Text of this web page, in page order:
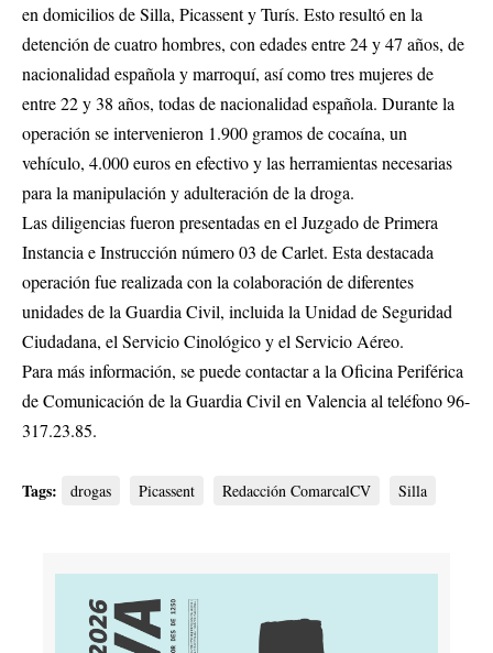
en domicilios de Silla, Picassent y Turís. Esto resultó en la
detención de cuatro hombres, con edades entre 24 y 47 años, de
nacionalidad española y marroquí, así como tres mujeres de
entre 22 y 38 años, todas de nacionalidad española. Durante la
operación se intervenieron 1.900 gramos de cocaína, un
vehículo, 4.000 euros en efectivo y las herramientas necesarias
para la manipulación y adulteración de la droga.
Las diligencias fueron presentadas en el Juzgado de Primera
Instancia e Instrucción número 03 de Carlet. Esta destacada
operación fue realizada con la colaboración de diferentes
unidades de la Guardia Civil, incluida la Unidad de Seguridad
Ciudadana, el Servicio Cinológico y el Servicio Aéreo.
Para más información, se puede contactar a la Oficina Periférica
de Comunicación de la Guardia Civil en Valencia al teléfono 96-
317.23.85.
Tags: drogas Picassent Redacción ComarcalCV Silla